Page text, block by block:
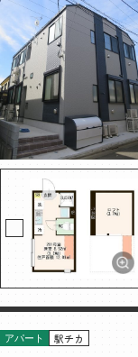
アパート 駅チカ